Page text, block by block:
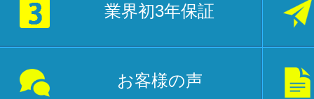
業界初3年保証
お客様の声